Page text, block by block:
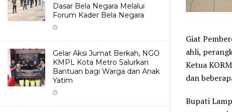
Dasar Bela Negara Melalui
Forum Kader Bela Negara
Gelar Aksi Jumat Berkah, NGO
KMPL Kota Metro Salurkan
Bantuan bagi Warga dan Anak
Yatim
Giat
ahli,
Ketua
dan
Bupati